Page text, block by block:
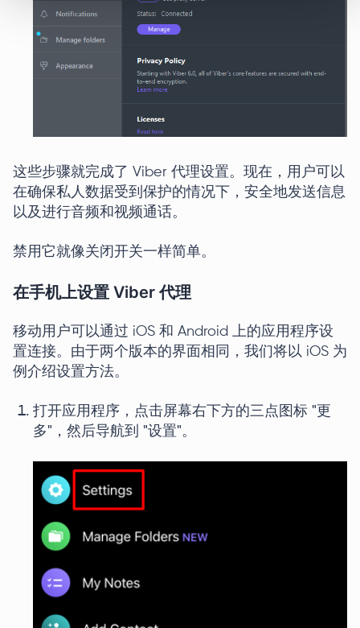
这些步骤就完成了 Viber 代理设置。现在，用户可以
在确保私人数据受到保护的情况下，安全地发送信息
以及进行音频和视频通话。
禁用它就像关闭开关一样简单。
在手机上设置 Viber 代理
移动用户可以通过 iOS 和 Android 上的应用程序设
置连接。由于两个版本的界面相同，我们将以 iOS 为
例介绍设置方法。
打开应用程序，点击屏幕右下方的三点图标 "更
多"，然后导航到 "设置"。